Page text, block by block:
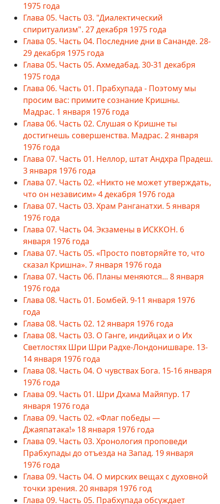
1975 года
Глава 05. Часть 03. "Диалектический
спиритуализм". 27 декабря 1975 года
Глава 05. Часть 04. Последние дни в Сананде. 28-
29 декабря 1975 года
Глава 05. Часть 05. Ахмедабад. 30-31 декабря
1975 года
Глава 06. Часть 01. Прабхупада - Поэтому мы
просим вас: примите сознание Кришны.
Мадрас. 1 января 1976 года
Глава 06. Часть 02. Слушая о Кришне ты
достигнешь совершенства. Мадрас. 2 января
1976 года
Глава 07. Часть 01. Неллор, штат Андхра Прадеш.
3 января 1976 года
Глава 07. Часть 02. «Никто не может утверждать,
что он независим» 4 декабря 1976 года
Глава 07. Часть 03. Храм Ранганатхи. 5 января
1976 года
Глава 07. Часть 04. Экзамены в ИСККОН. 6
января 1976 года
Глава 07. Часть 05. «Просто повторяйте то, что
сказал Кришна». 7 января 1976 года
Глава 07. Часть 06. Планы меняются... 8 января
1976 года
Глава 08. Часть 01. Бомбей. 9-11 января 1976
года
Глава 08. Часть 02. 12 января 1976 года
Глава 08. Часть 03. О Ганге, индийцах и о Их
Светлостях Шри Шри Радхе-Лондонишваре. 13-
14 января 1976 года
Глава 08. Часть 04. О чувствах Бога. 15-16 января
1976 года
Глава 09. Часть 01. Шри Дхама Майяпур. 17
января 1976 года
Глава 09. Часть 02. «Флаг победы —
Джаяпатака!» 18 января 1976 года
Глава 09. Часть 03. Хронология проповеди
Прабхупады до отъезда на Запад. 19 января
1976 года
Глава 09. Часть 04. О мирских вещах с духовной
точки зрения. 20 января 1976 год
Глава 09. Часть 05. Прабхупада обсуждает